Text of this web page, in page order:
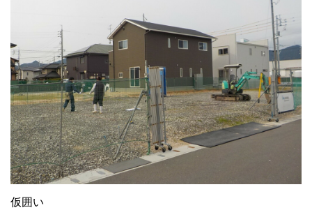
仮囲い